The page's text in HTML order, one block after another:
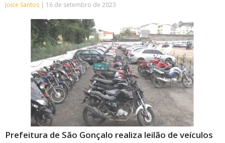
Joice Santos 16 de setembro de 2023
Prefeitura de São Gonçalo realiza leilão de veículos